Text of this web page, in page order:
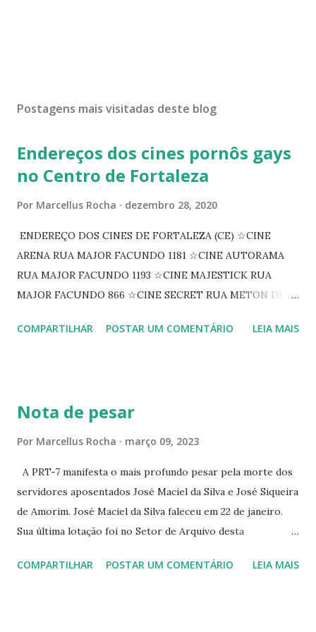
Postagens mais visitadas deste blog
Endereços dos cines pornôs gays
no Centro de Fortaleza
Por Marcellus Rocha dezembro 28, 2020
ENDEREÇO DOS CINES DE FORTALEZA (CE) ☆CINE
ARENA RUA MAJOR FACUNDO 1181 ☆CINE AUTORAMA
RUA MAJOR FACUNDO 1193 ☆CINE MAJESTICK RUA
MAJOR FACUNDO 866 ☆CINE SECRET RUA METON DE
PEIXOTO 1307 ☆CINE IRIS RUA FLORIANO PEIXOTO 1206
☆CINE VIP CLUBE RUA 24 DE MAIO 825 ☆CINE ECLIPSE
COMPARTILHAR POSTAR UM COMENTÁRIO LEIA MAIS
Nota de pesar
Por Marcellus Rocha março 09, 2023
A PRT-7 manifesta o mais profundo pesar pela morte dos
servidores aposentados José Maciel da Silva e José Siqueira
de Amorim. José Maciel da Silva faleceu em 22 de janeiro.
Sua última lotação foi no Setor de Arquivo desta
Siqueira Amorim faleceu em 28 de fevereiro e encerrou a
COMPARTILHAR POSTAR UM COMENTÁRIO LEIA MAIS